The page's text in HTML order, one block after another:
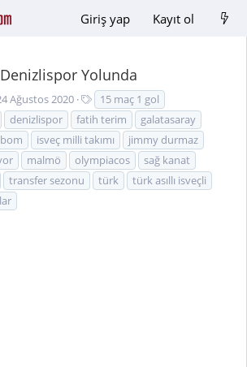
Giriş yap Kayıt ol
Yolunda
Ağustos 2020
t
i
k
e
l
15 maç 1 gol
denizlispor fatih terim
galatasaray
isveç milli takımı
jimmy durmaz
malmö olympiacos
sağ kanat
transfer sezonu türk
türk asıllı isveçli